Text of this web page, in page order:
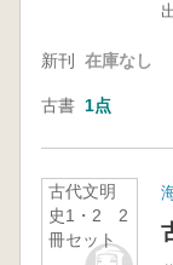
新刊 在庫なし
古書 1点
古代文明
史1・2 2
冊セット